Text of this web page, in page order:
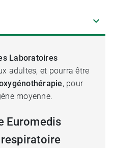
Laboratoires
adultes, et pourra être
, pour
moyenne.
Euromedis